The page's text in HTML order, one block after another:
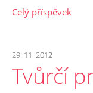
Celý příspěvek
29. 11. 2012
Tvůrčí